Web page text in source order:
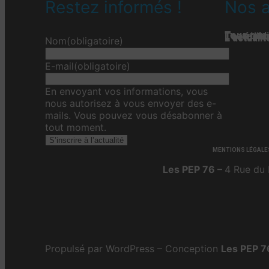
Restez informés !
Nom(obligatoire)
E-mail(obligatoire)
En envoyant vos informations, vous
nous autorisez à vous envoyer des e-
mails. Vous pouvez vous désabonner à
tout moment.
S’inscrire à l’actualité
Nos
Tous
Les
Toute
MENTIONS
Les PEP 76 – 4 Rue du
Propulsé par WordPress – Conception Les PEP